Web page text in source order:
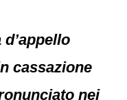
cassazione
nei